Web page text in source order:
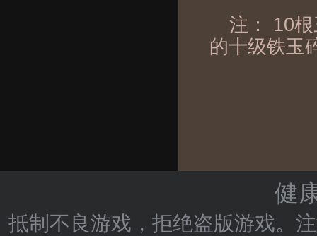
注： 10根
的十级铁玉
健
抵制不良游戏，拒绝盗版游戏。